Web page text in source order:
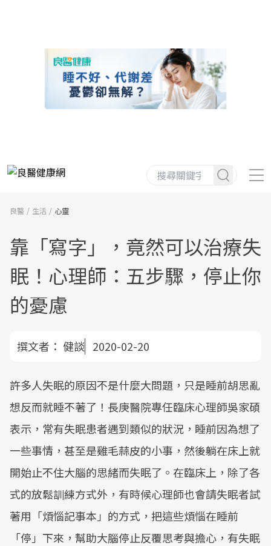
良醫 生活 心靈
靠「寫字」，竟然可以治療失
眠！心理師：五步驟，停止你
的憂慮
撰文者： 健談 2020-02-20
許多人失眠的原因不是什麼大問題，只是睡前胡思亂
想反而就睡不著了！長庚醫院專任臨床心理師吳家碩
表示，常有失眠患者遇到類似的狀況，睡前因為想了
一些事情，甚至是雞毛蒜皮的小事，然後躺在床上就
開始止不住大腦的思緒而失眠了。在臨床上，除了各
式的放鬆訓練方式外，有時候心理師也會請失眠者試
著用「煩惱記事本」的方式，把這些煩惱在睡前
「停」下來，幫助大腦停止反覆思考與擔心，有失眠